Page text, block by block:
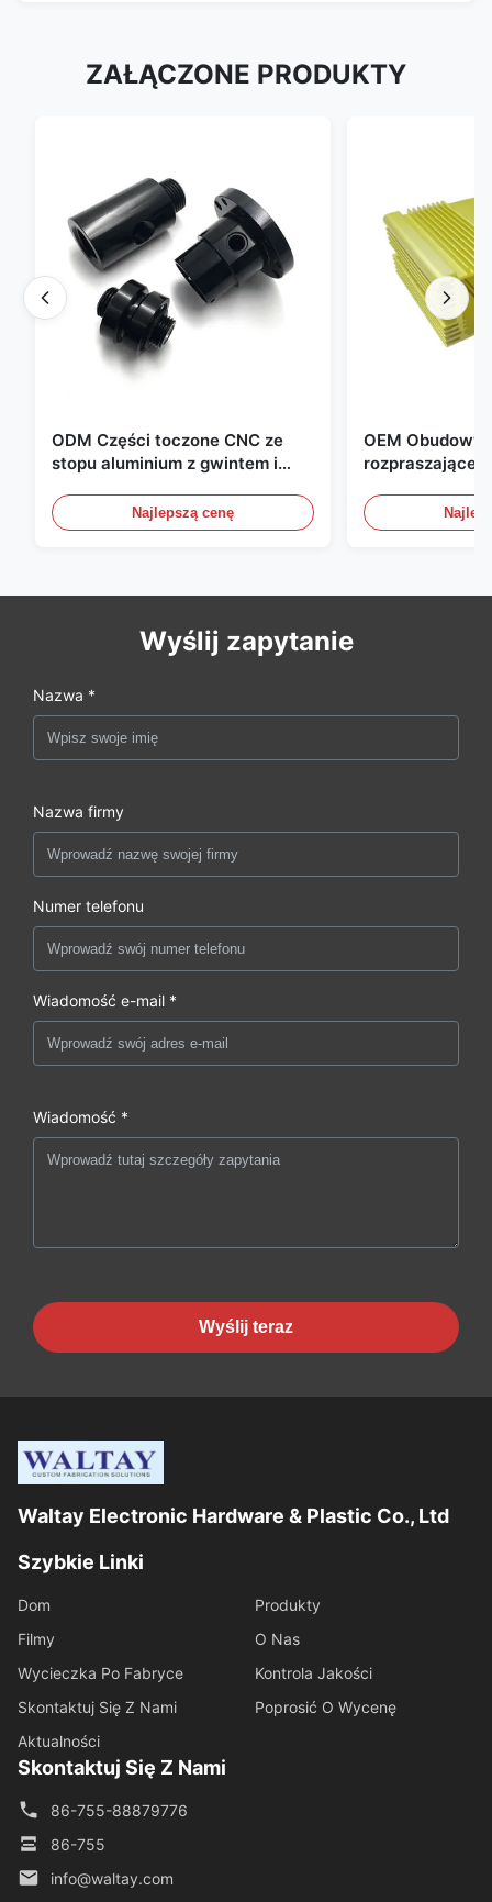
ZAŁĄCZONE PRODUKTY
ODM Części toczone CNC ze
stopu aluminium z gwintem i
Najlepszą cenę
OEM Obudowy
rozpraszające
zasilania
Wyślij zapytanie
Nazwa *
Nazwa firmy
Numer telefonu
Wiadomość e-mail *
Wiadomość *
Wyślij teraz
Waltay Electronic Hardware & Plastic Co., Ltd
Szybkie Linki
Dom
Produkty
Filmy
O Nas
Wycieczka Po Fabryce
Kontrola Jakości
Skontaktuj Się Z Nami
Poprosić O Wycenę
Aktualności
Skontaktuj Się Z Nami
86-755-88879776
86-755
info@waltay.com